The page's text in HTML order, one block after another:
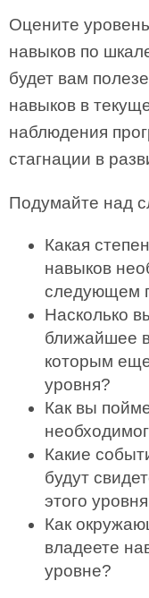
Оцените
навыков по
будет вам
навыков в
наблюдения
стагнации в
Подумайте над
Какая
навыков
следующем
Насколько
ближайшее
которым
уровня?
Как вы
Какие
будут
этого
Как
владеете
уровне?